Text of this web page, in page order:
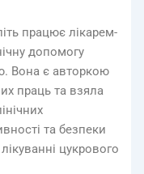
працює лікарем-
допомогу
Вона є авторкою
праць та взяла
та безпеки
цукрового